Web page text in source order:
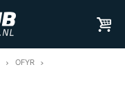
OFYR